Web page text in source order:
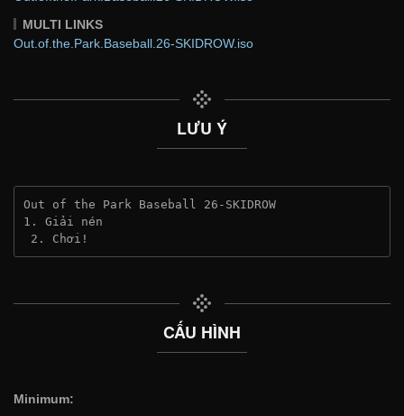
MULTI LINKS
Out.of.the.Park.Baseball.26-SKIDROW.iso
LƯU Ý
Out of the Park Baseball 26-SKIDROW
1. Giải nén
2. Chơi!
CẤU HÌNH
Minimum: